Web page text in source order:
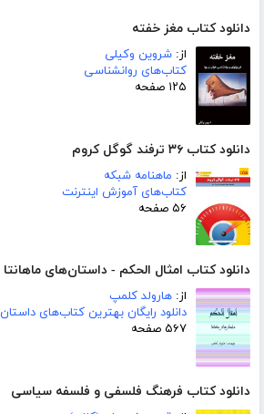
دانلود کتاب مغز خفته
از: شروین وکیلی
کتاب‌های روانشناسی
۱۲۵ صفحه
دانلود کتاب ۳۶ ترفند گوگل کروم
از: ماهنامه شبکه
کتاب‌های آموزش اینترنت
۵۶ صفحه
دانلود کتاب امثال الحکم - داستان‌های ماهانتا
از: هارولد کلمپ
دانلود رایگان بهترین کتاب‌های داستان
۵۶۷ صفحه
دانلود کتاب فرهنگ فلسفی و فلسفه سیاسی